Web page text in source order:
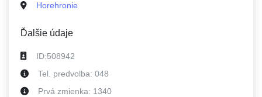
Horehronie
Ďalšie údaje
ID:508942
Tel. predvolba: 048
Prvá zmienka: 1340